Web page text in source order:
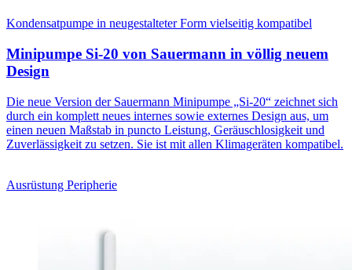
Kondensatpumpe in neugestalteter Form vielseitig kompatibel
Minipumpe Si-20 von Sauermann in völlig neuem
Design
Die neue Version der Sauermann Minipumpe „Si-20“ zeichnet sich
durch ein komplett neues internes sowie externes Design aus, um
einen neuen Maßstab in puncto Leistung, Geräuschlosigkeit und
Zuverlässigkeit zu setzen. Sie ist mit allen Klimageräten kompatibel.
Ausrüstung Peripherie